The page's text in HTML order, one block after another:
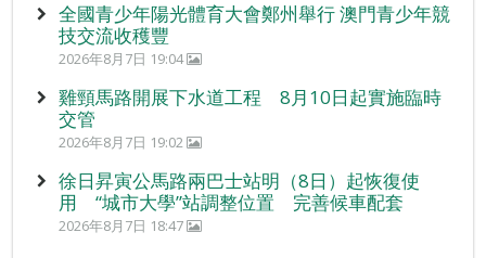
全國青少年陽光體育大會鄭州舉行 澳門青少年競
技交流收穫豐
2026年8月7日 19:04
雞頸馬路開展下水道工程 8月10日起實施臨時
交管
2026年8月7日 19:02
徐日昇寅公馬路兩巴士站明（8日）起恢復使
用 “城市大學”站調整位置 完善候車配套
2026年8月7日 18:47